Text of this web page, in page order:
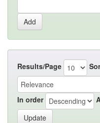
Results/Page
In order